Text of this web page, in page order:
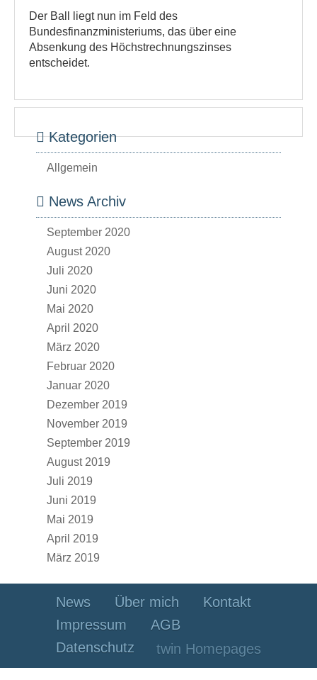
Der Ball liegt nun im Feld des
Bundesfinanzministeriums, das über eine
Absenkung des Höchstrechnungszinses
entscheidet.
Kategorien
Allgemein
News Archiv
September 2020
August 2020
Juli 2020
Juni 2020
Mai 2020
April 2020
März 2020
Februar 2020
Januar 2020
Dezember 2019
November 2019
September 2019
August 2019
Juli 2019
Juni 2019
Mai 2019
April 2019
März 2019
News Über mich
Kontakt
Impressum
AGB
Datenschutz
twin Homepages